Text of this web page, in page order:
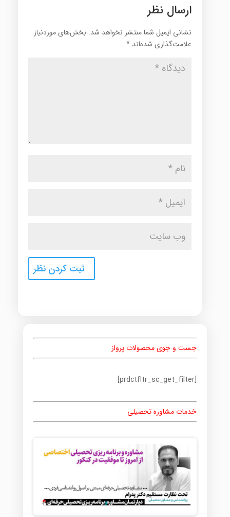
ارسال نظر
نشانی ایمیل شما منتشر نخواهد شد. بخش‌های موردنیاز
علامت‌گذاری شده‌اند *
جست و جوی محصولات پرواز
[prdctfltr_sc_get_filter]
خدمات مشاوره تحصیلی